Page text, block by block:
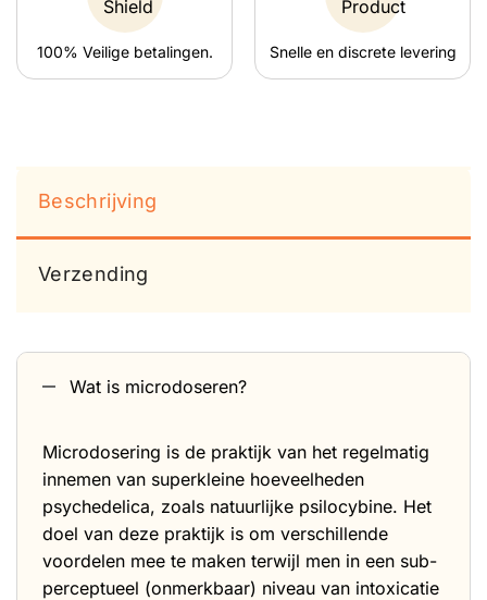
100% Veilige betalingen. Snelle en discrete levering
Beschrijving
Verzending
Wat is microdoseren?
Microdosering is de praktijk van het regelmatig
innemen van superkleine hoeveelheden
psychedelica, zoals natuurlijke psilocybine. Het
doel van deze praktijk is om verschillende
voordelen mee te maken terwijl men in een sub-
perceptueel (onmerkbaar) niveau van intoxicatie